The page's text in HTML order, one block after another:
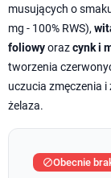
musujących o
mg - 100% RWS),
foliowyorazcynk i
tworzenia
uczucia zmęczenia
żelaza.
Obecnie